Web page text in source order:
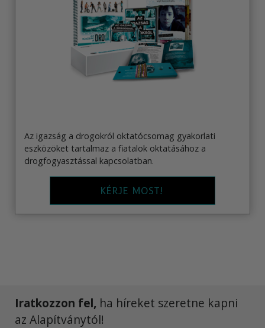
Az igazság a drogokról oktatócsomag gyakorlati
eszközöket tartalmaz a fiatalok oktatásához a
drogfogyasztással kapcsolatban.
KÉRJE MOST!
Iratkozzon fel, ha híreket szeretne kapni
az Alapítványtól!